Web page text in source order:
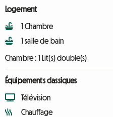
Logement
1 Chambre
1 salle de bain
Chambre : 1 Lit(s) double(s)
Équipements classiques
Télévision
Chauffage